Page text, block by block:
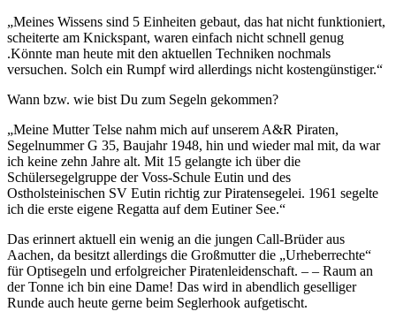
„Meines Wissens sind 5 Einheiten gebaut, das hat nicht funktioniert,
scheiterte am Knickspant, waren einfach nicht schnell genug
.Könnte man heute mit den aktuellen Techniken nochmals
versuchen. Solch ein Rumpf wird allerdings nicht kostengünstiger.“
Wann bzw. wie bist Du zum Segeln gekommen?
„Meine Mutter Telse nahm mich auf unserem A&R Piraten,
Segelnummer G 35, Baujahr 1948, hin und wieder mal mit, da war
ich keine zehn Jahre alt. Mit 15 gelangte ich über die
Schülersegelgruppe der Voss-Schule Eutin und des
Ostholsteinischen SV Eutin richtig zur Piratensegelei. 1961 segelte
ich die erste eigene Regatta auf dem Eutiner See.“
Das erinnert aktuell ein wenig an die jungen Call-Brüder aus
Aachen, da besitzt allerdings die Großmutter die „Urheberrechte“
für Optisegeln und erfolgreicher Piratenleidenschaft. – – Raum an
der Tonne ich bin eine Dame! Das wird in abendlich geselliger
Runde auch heute gerne beim Seglerhook aufgetischt.